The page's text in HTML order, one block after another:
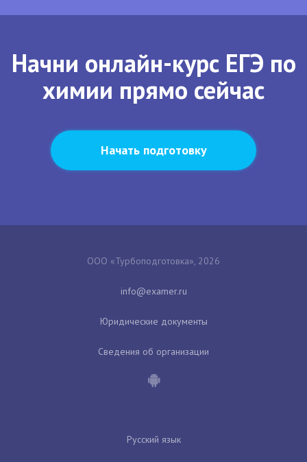
Начни онлайн-курс ЕГЭ по
химии прямо сейчас
Начать подготовку
ООО «Турбоподготовка», 2026
Юридические документы
Сведения об организации
Русский язык